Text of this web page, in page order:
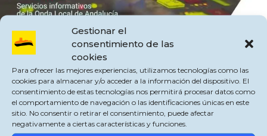
Gestionar el
consentimiento de las
cookies
Para ofrecer las mejores experiencias, utilizamos tecnologías como las
cookies para almacenar y/o acceder a la información del dispositivo. El
consentimiento de estas tecnologías nos permitirá procesar datos como
el comportamiento de navegación o las identificaciones únicas en este
sitio. No consentir o retirar el consentimiento, puede afectar
negativamente a ciertas características y funciones.
Comparte esto:
X Facebook WhatsApp